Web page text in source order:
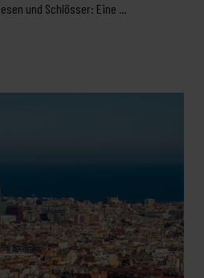
und Schlösser: Eine …